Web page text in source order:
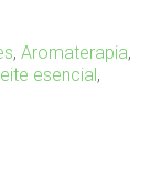
,Aromaterapia,
esencial,